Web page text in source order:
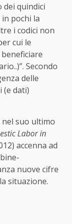
dei quindici
pochi la
i codici non
cui le
Secondo
delle
(e dati)
nel suo ultimo
Labor in
accenna ad
nuove cifre
situazione.